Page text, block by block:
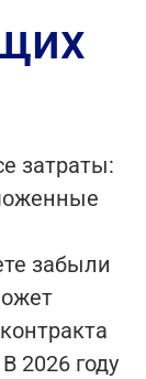
затраты:
забыли
2026 году